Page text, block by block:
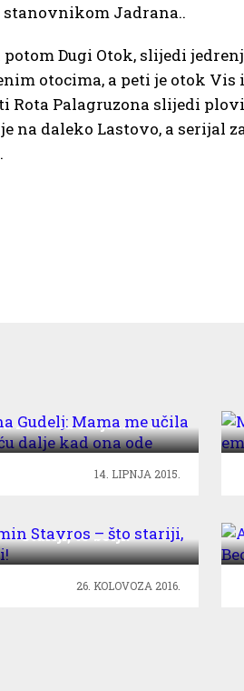
Jadrana..
Dugi Otok, slijedi
otocima, a peti je otok Vis
Rota Palagruzona slijedi
na daleko Lastovo, a serijal
kako ću dalje kad ona
ode
14. LIPNJA 2015.
stariji, to bolji!
26. KOLOVOZA 2016.